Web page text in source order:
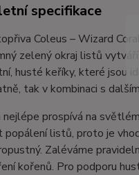
specifikace
Coleus – Wizard
zelený okraj listů
husté keříky, které jsou
tak v kombinaci s
prospívá na
popálení listů, proto je
Zaléváme
kořenů. Pro podporu